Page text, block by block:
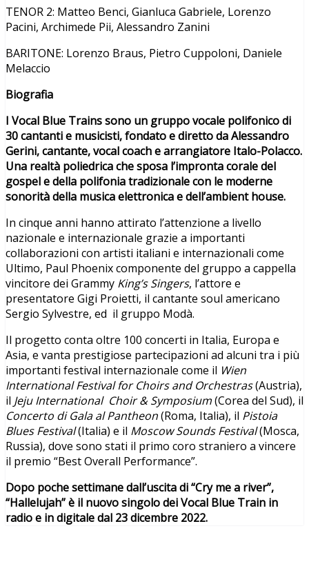
TENOR 2: Matteo Benci, Gianluca Gabriele, Lorenzo
Pacini, Archimede Pii, Alessandro Zanini
BARITONE: Lorenzo Braus, Pietro Cuppoloni, Daniele
Melaccio
Biografia
I Vocal Blue Trains sono un gruppo vocale polifonico di
30 cantanti e musicisti, fondato e diretto da Alessandro
Gerini, cantante, vocal coach e arrangiatore Italo-Polacco.
Una realtà poliedrica che sposa l’impronta corale del
gospel e della polifonia tradizionale con le moderne
sonorità della musica elettronica e dell’ambient house.
In cinque anni hanno attirato l’attenzione a livello
nazionale e internazionale grazie a importanti
collaborazioni con artisti italiani e internazionali come
Ultimo, Paul Phoenix componente del gruppo a cappella
vincitore dei Grammy King’s Singers, l’attore e
presentatore Gigi Proietti, il cantante soul americano
Sergio Sylvestre, ed il gruppo Modà.
Il progetto conta oltre 100 concerti in Italia, Europa e
Asia, e vanta prestigiose partecipazioni ad alcuni tra i più
importanti festival internazionale come il Wien
International Festival for Choirs and Orchestras(Austria),
il Jeju International Choir & Symposium(Corea del Sud), il
Concerto di Gala al Pantheon(Roma, Italia), il Pistoia
Blues Festival(Italia) e il Moscow Sounds Festival(Mosca,
Russia), dove sono stati il primo coro straniero a vincere
il premio “Best Overall Performance”.
Dopo poche settimane dall’uscita di “Cry me a river”,
“Hallelujah” è il nuovo singolo dei Vocal Blue Train in
radio e in digitale dal 23 dicembre 2022.